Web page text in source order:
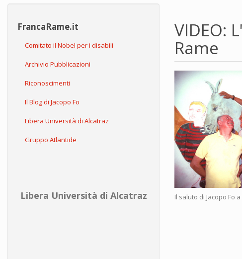
FrancaRame.it
Comitato il Nobel per i disabili
Archivio Pubblicazioni
Riconoscimenti
Il Blog di Jacopo Fo
Libera Università di Alcatraz
Gruppo Atlantide
Libera Università di Alcatraz
VIDEO:
Rame
Il saluto di Jacopo Fo